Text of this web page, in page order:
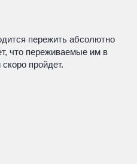
пережить абсолютно
что переживаемые им в
пройдет.